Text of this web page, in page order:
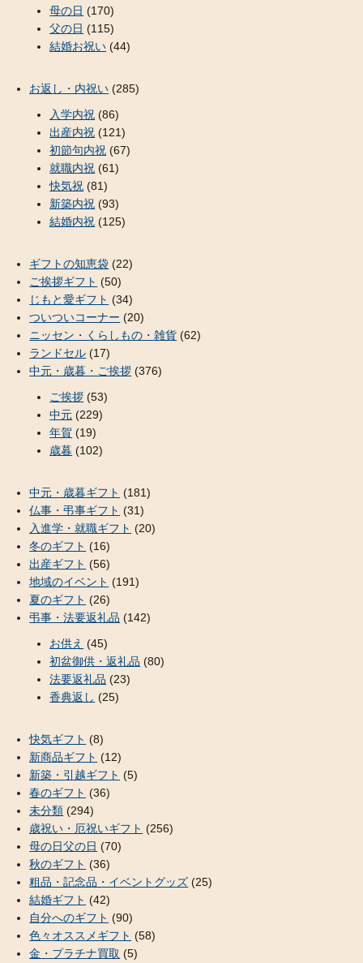
母の日 (170)
父の日 (115)
結婚お祝い (44)
お返し・内祝い (285)
入学内祝 (86)
出産内祝 (121)
初節句内祝 (67)
就職内祝 (61)
快気祝 (81)
新築内祝 (93)
結婚内祝 (125)
ギフトの知恵袋 (22)
ご挨拶ギフト (50)
じもと愛ギフト (34)
ついついコーナー (20)
ニッセン・くらしもの・雑貨 (62)
ランドセル (17)
中元・歳暮・ご挨拶 (376)
ご挨拶 (53)
中元 (229)
年賀 (19)
歳暮 (102)
中元・歳暮ギフト (181)
仏事・弔事ギフト (31)
入進学・就職ギフト (20)
冬のギフト (16)
出産ギフト (56)
地域のイベント (191)
夏のギフト (26)
弔事・法要返礼品 (142)
お供え (45)
初盆御供・返礼品 (80)
法要返礼品 (23)
香典返し (25)
快気ギフト (8)
新商品ギフト (12)
新築・引越ギフト (5)
春のギフト (36)
未分類 (294)
歳祝い・厄祝いギフト (256)
母の日父の日 (70)
秋のギフト (36)
粗品・記念品・イベントグッズ (25)
結婚ギフト (42)
自分へのギフト (90)
色々オススメギフト (58)
金・プラチナ買取 (5)